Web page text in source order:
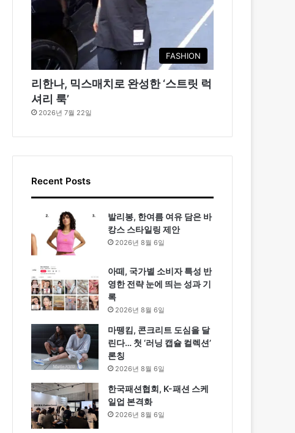
FASHION
리한나, 믹스매치로 완성한 ‘스트릿 럭
셔리 룩’
2026년 7월 22일
Recent Posts
발리봉, 한여름 여유 담은 바
캉스 스타일링 제안
2026년 8월 6일
아떼, 국가별 소비자 특성 반
영한 전략 눈에 띄는 성과 기
록
2026년 8월 6일
마뗑킴, 콘크리트 도심을 달
린다… 첫 ‘러닝 캡슐 컬렉션’
론칭
2026년 8월 6일
한국패션협회, K-패션 스케
일업 본격화
2026년 8월 6일